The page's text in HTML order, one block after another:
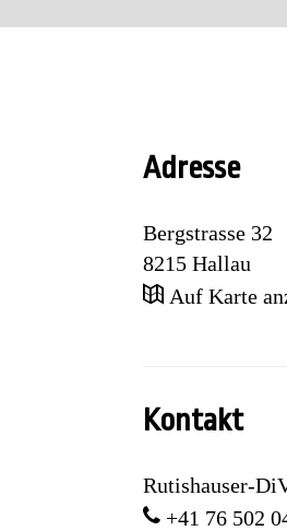
Adresse
Bergstrasse 32
8215 Hallau
Auf Karte
Kontakt
Rutishauser-
+41 76 502